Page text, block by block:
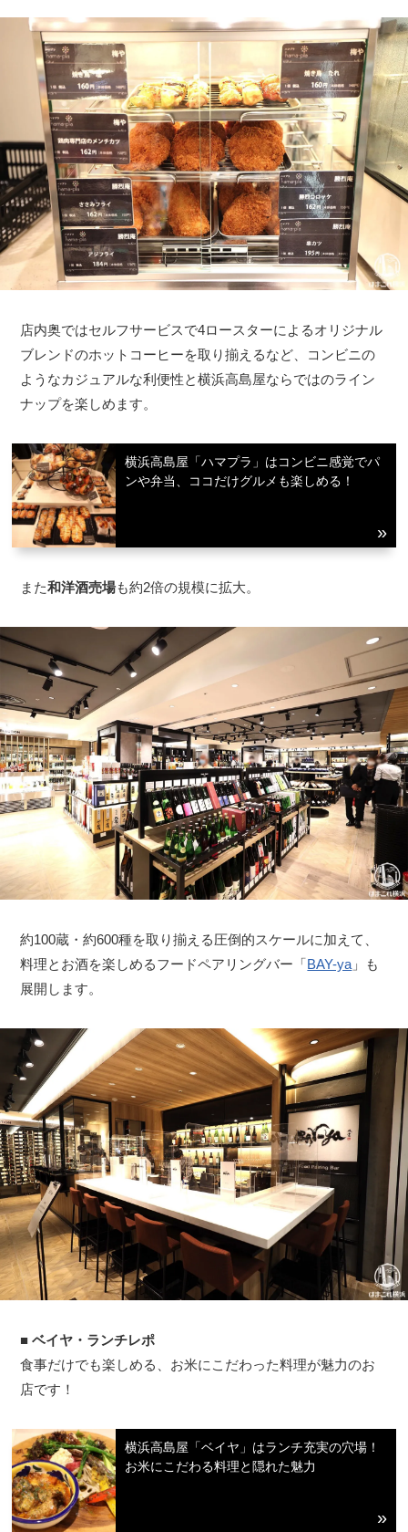
店内奥ではセルフサービスで4ロースターによるオリジナル
ブレンドのホットコーヒーを取り揃えるなど、コンビニの
ようなカジュアルな利便性と横浜高島屋ならではのライン
ナップを楽しめます。
横浜高島屋「ハマプラ」はコンビニ感覚でパ
ンや弁当、ココだけグルメも楽しめる！
また和洋酒売場も約2倍の規模に拡大。
約100蔵・約600種を取り揃える圧倒的スケールに加えて、
料理とお酒を楽しめるフードペアリングバー「BAY-ya 」も
展開します。
■ ベイヤ・ランチレポ
食事だけでも楽しめる、お米にこだわった料理が魅力のお
店です！
横浜高島屋「ベイヤ」はランチ充実の穴場！
お米にこだわる料理と隠れた魅力